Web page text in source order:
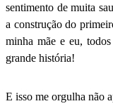
sentimento de muita
a construção do
minha mãe e eu,
grande história!
E isso me orgulha não